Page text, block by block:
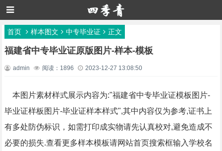
首页 样本图文 中专毕业证 正文
福建省中专毕业证原版图片-样本-模板
admin 阅读：1896 2023-12-27 13:08:50
本图片素材样式展示内容为:"福建省中专毕业证模板图片-
毕业证样板图片-毕业证样本样式",其中内容仅为参考,证书上
有多处防伪标识，如需打印成实物请先认真校对,避免造成不
必要的损失.查看更多样本模板请网站首页搜索框输入学校名